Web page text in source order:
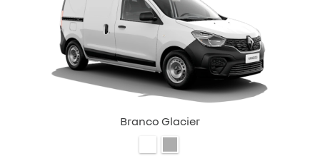
Branco Glacier